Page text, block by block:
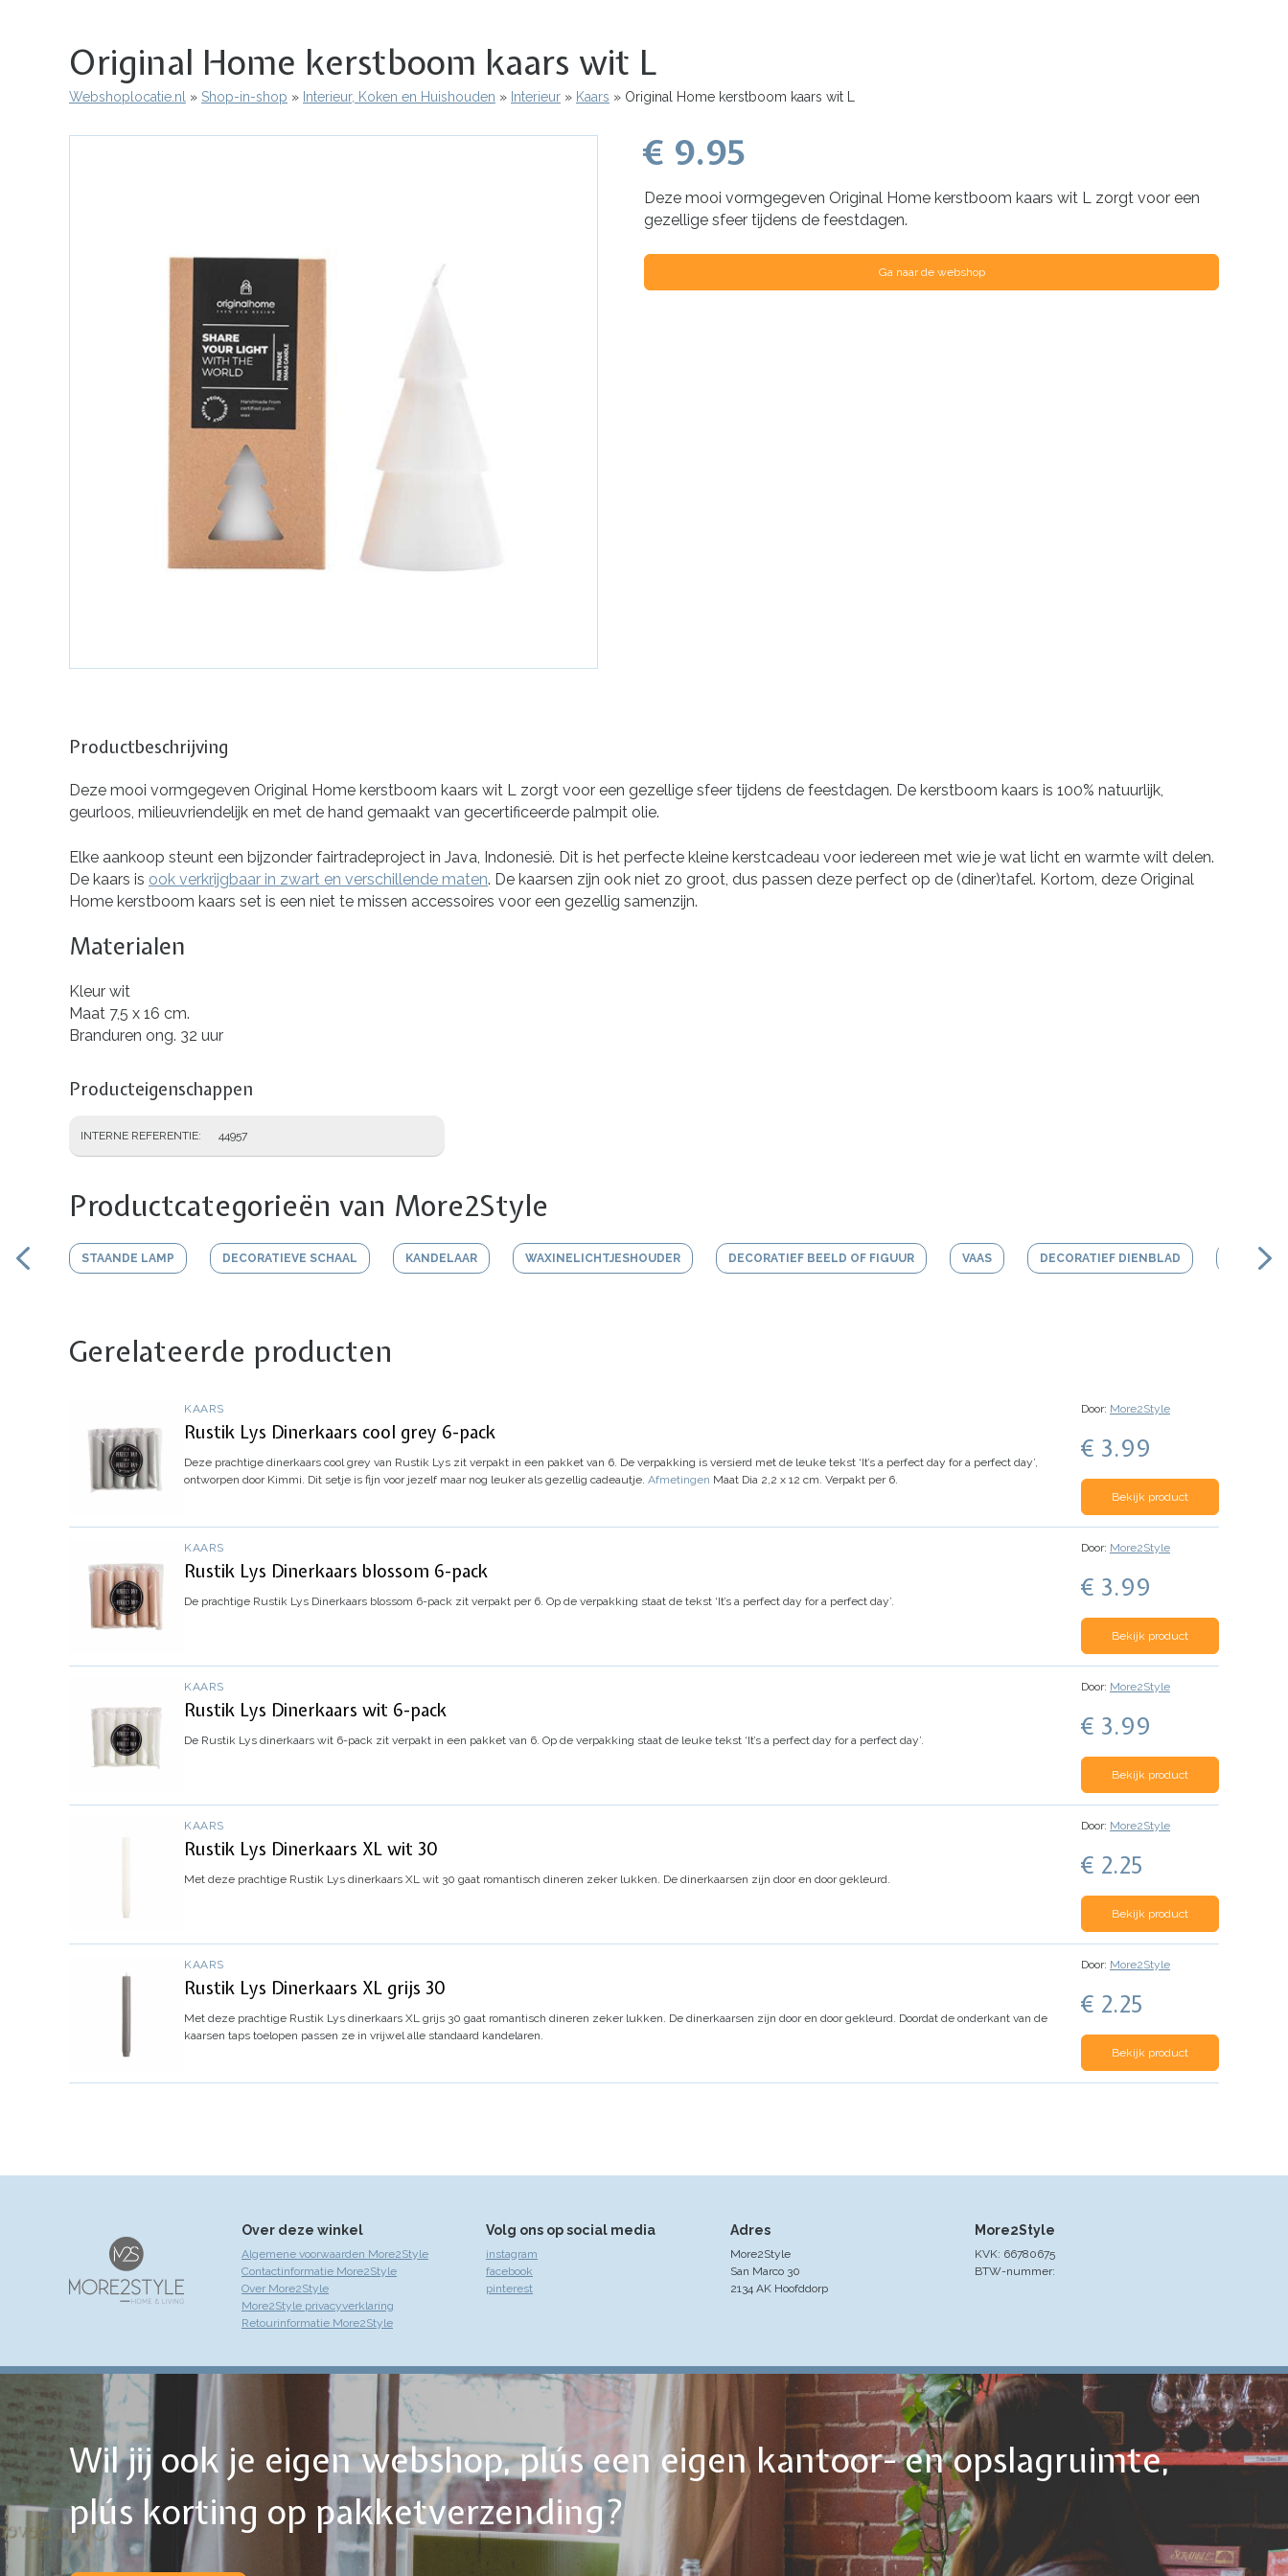
Original Home kerstboom kaars wit L
Kruimelpad
Webshoplocatie.nl Shop-in-shop Interieur, Koken en Huishouden Interieur Kaars Original Home kerstboom kaars wit L
€ 9.95
Deze mooi vormgegeven Original Home kerstboom kaars wit L zorgt voor een
gezellige sfeer tijdens de feestdagen.
Ga naar de webshop
Productbeschrijving
Deze mooi vormgegeven Original Home kerstboom kaars wit L zorgt voor een gezellige sfeer tijdens de feestdagen. De kerstboom kaars is 100% natuurlijk,
geurloos, milieuvriendelijk en met de hand gemaakt van gecertificeerde palmpit olie.
Elke aankoop steunt een bijzonder fairtradeproject in Java, Indonesië. Dit is het perfecte kleine kerstcadeau voor iedereen met wie je wat licht en warmte wilt delen.
De kaars is ook verkrijgbaar in zwart en verschillende maten. De kaarsen zijn ook niet zo groot, dus passen deze perfect op de (diner)tafel. Kortom, deze Original
Home kerstboom kaars set is een niet te missen accessoires voor een gezellig samenzijn.
Materialen
Kleur wit
Maat 7,5 x 16 cm.
Branduren ong. 32 uur
Producteigenschappen
INTERNE REFERENTIE 44957
Productcategorieën van More2Style
STAANDE LAMP DECORATIEVE SCHAAL KANDELAAR WAXINELICHTJESHOUDER DECORATIEF BEELD OF FIGUUR VAAS DECORATIEF DIENBLAD
Gerelateerde producten
KAARS
Rustik Lys Dinerkaars cool grey 6-pack
Deze prachtige dinerkaars cool grey van Rustik Lys zit verpakt in een pakket van 6. De verpakking is versierd met de leuke tekst ‘It’s a perfect day for a perfect day’,
ontworpen door Kimmi. Dit setje is fijn voor jezelf maar nog leuker als gezellig cadeautje. Afmetingen Maat Dia 2,2 x 12 cm. Verpakt per 6.
Door: More2Style
€ 3.99
Bekijk product
KAARS
Rustik Lys Dinerkaars blossom 6-pack
De prachtige Rustik Lys Dinerkaars blossom 6-pack zit verpakt per 6. Op de verpakking staat de tekst ‘It’s a perfect day for a perfect day’.
Door: More2Style
€ 3.99
Bekijk product
KAARS
Rustik Lys Dinerkaars wit 6-pack
De Rustik Lys dinerkaars wit 6-pack zit verpakt in een pakket van 6. Op de verpakking staat de leuke tekst ‘It’s a perfect day for a perfect day’.
Door: More2Style
€ 3.99
Bekijk product
KAARS
Rustik Lys Dinerkaars XL wit 30
Met deze prachtige Rustik Lys dinerkaars XL wit 30 gaat romantisch dineren zeker lukken. De dinerkaarsen zijn door en door gekleurd.
Door: More2Style
€ 2.25
Bekijk product
KAARS
Rustik Lys Dinerkaars XL grijs 30
Met deze prachtige Rustik Lys dinerkaars XL grijs 30 gaat romantisch dineren zeker lukken. De dinerkaarsen zijn door en door gekleurd. Doordat de onderkant van de
kaarsen taps toelopen passen ze in vrijwel alle standaard kandelaren.
Door: More2Style
€ 2.25
Bekijk product
Over deze winkel
Algemene voorwaarden More2Style
Contactinformatie More2Style
Over More2Style
More2Style privacyverklaring
Retourinformatie More2Style
Volg ons op social media
instagram
facebook
pinterest
Adres
More2Style
San Marco 30
2134 AK Hoofddorp
More2Style
KVK: 66780675
BTW-nummer:
Wil jij ook je eigen webshop, plús een eigen kantoor- en opslagruimte,
plús korting op pakketverzending?